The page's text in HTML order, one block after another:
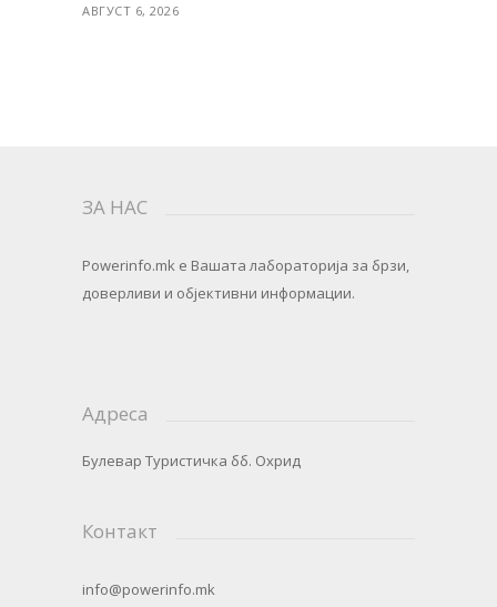
АВГУСТ 6, 2026
ЗА НАС
Powerinfo.mk e Вашата лабораторија за брзи,
доверливи и објективни информации.
Адреса
Булевар Туристичка бб. Охрид
Контакт
info@powerinfo.mk